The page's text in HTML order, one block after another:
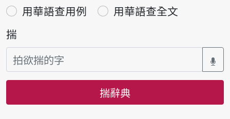
用華語查用例
用華語查全文
揣
揣辭典